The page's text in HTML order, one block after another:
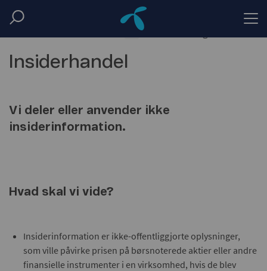
Insiderhandel
Vi deler eller anvender ikke
insiderinformation.
Hvad skal vi vide?
Insiderinformation er ikke-offentliggjorte oplysninger,
som ville påvirke prisen på børsnoterede aktier eller andre
finansielle instrumenter i en virksomhed, hvis de blev